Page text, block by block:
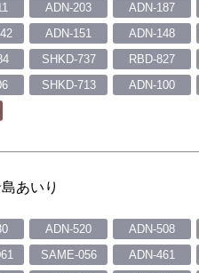
ADN-203 ADN-187
ADN-151 ADN-148
SHKD-737 RBD-827
SHKD-713 ADN-100
あいり
ADN-520 ADN-508
SAME-056 ADN-461